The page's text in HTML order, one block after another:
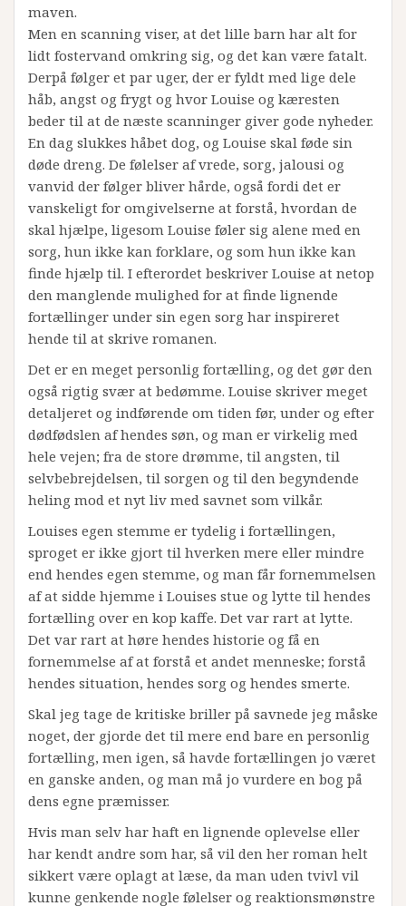
maven.
Men en scanning viser, at det lille barn har alt for
lidt fostervand omkring sig, og det kan være fatalt.
Derpå følger et par uger, der er fyldt med lige dele
håb, angst og frygt og hvor Louise og kæresten
beder til at de næste scanninger giver gode nyheder.
En dag slukkes håbet dog, og Louise skal føde sin
døde dreng. De følelser af vrede, sorg, jalousi og
vanvid der følger bliver hårde, også fordi det er
vanskeligt for omgivelserne at forstå, hvordan de
skal hjælpe, ligesom Louise føler sig alene med en
sorg, hun ikke kan forklare, og som hun ikke kan
finde hjælp til. I efterordet beskriver Louise at netop
den manglende mulighed for at finde lignende
fortællinger under sin egen sorg har inspireret
hende til at skrive romanen.
Det er en meget personlig fortælling, og det gør den
også rigtig svær at bedømme. Louise skriver meget
detaljeret og indførende om tiden før, under og efter
dødfødslen af hendes søn, og man er virkelig med
hele vejen; fra de store drømme, til angsten, til
selvbebrejdelsen, til sorgen og til den begyndende
heling mod et nyt liv med savnet som vilkår.
Louises egen stemme er tydelig i fortællingen,
sproget er ikke gjort til hverken mere eller mindre
end hendes egen stemme, og man får fornemmelsen
af at sidde hjemme i Louises stue og lytte til hendes
fortælling over en kop kaffe. Det var rart at lytte.
Det var rart at høre hendes historie og få en
fornemmelse af at forstå et andet menneske; forstå
hendes situation, hendes sorg og hendes smerte.
Skal jeg tage de kritiske briller på savnede jeg måske
noget, der gjorde det til mere end bare en personlig
fortælling, men igen, så havde fortællingen jo været
en ganske anden, og man må jo vurdere en bog på
dens egne præmisser.
Hvis man selv har haft en lignende oplevelse eller
har kendt andre som har, så vil den her roman helt
sikkert være oplagt at læse, da man uden tvivl vil
kunne genkende nogle følelser og reaktionsmønstre